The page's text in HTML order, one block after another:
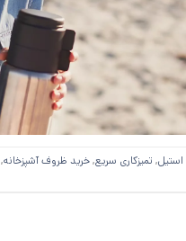
استیل, تمیزکاری سریع,خرید ظروف آشپزخانه,